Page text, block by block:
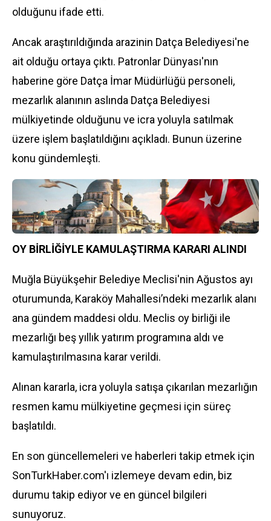
olduğunu ifade etti.
Ancak araştırıldığında arazinin Datça Belediyesi'ne
ait olduğu ortaya çıktı. Patronlar Dünyası'nın
haberine göre Datça İmar Müdürlüğü personeli,
mezarlık alanının aslında Datça Belediyesi
mülkiyetinde olduğunu ve icra yoluyla satılmak
üzere işlem başlatıldığını açıkladı. Bunun üzerine
konu gündemleşti.
OY BİRLİĞİYLE KAMULAŞTIRMA KARARI ALINDI
Muğla Büyükşehir Belediye Meclisi'nin Ağustos ayı
oturumunda, Karaköy Mahallesi’ndeki mezarlık alanı
ana gündem maddesi oldu. Meclis oy birliği ile
mezarlığı beş yıllık yatırım programına aldı ve
kamulaştırılmasına karar verildi.
Alınan kararla, icra yoluyla satışa çıkarılan mezarlığın
resmen kamu mülkiyetine geçmesi için süreç
başlatıldı.
En son güncellemeleri ve haberleri takip etmek için
SonTurkHaber.com'ı izlemeye devam edin, biz
durumu takip ediyor ve en güncel bilgileri
sunuyoruz.